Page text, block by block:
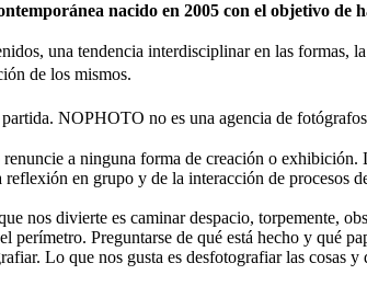
nacido en 2005 con el objetivo de
una tendencia interdisciplinar en las
de los mismos.
NOPHOTO no es una agencia de
a ninguna forma de creación o
en grupo y de la interacción de procesos
nos divierte es caminar despacio, torpemente,
perímetro. Preguntarse de qué está hecho y qué
Lo que nos gusta es desfotografiar las cosas y